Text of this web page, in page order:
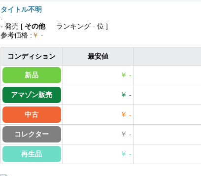
タイトル不明
-
- 発売 [ その他 ランキング - 位 ]
参考価格 : ￥ -
コンディション 最安値
新品 ￥ -
アマゾン販売 ￥ -
中古 ￥ -
コレクター ￥ -
再生品 ￥ -